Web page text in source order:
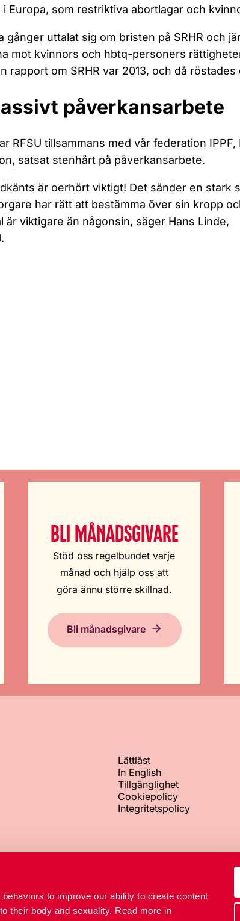
to improve our ability to create content
their body and sexuality. Read more in
Europa, som restriktiva abortlagar och
gånger uttalat sig om bristen på SRHR och
mot kvinnors och hbtq-personers
rapport om SRHR var 2013, och då röstades
påverkansarbete
RFSU tillsammans med vår federation IPPF,
satsat stenhårt på påverkansarbete.
är oerhört viktigt! Det sänder en stark
har rätt att bestämma över sin kropp
är viktigare än någonsin, säger Hans Linde,
BLI MÅNADSGIVARE
Stöd oss regelbundet varje
månad och hjälp oss att
göra ännu större skillnad.
Bli månadsgivare
Lättläst
In English
Tillgänglighet
Cookiepolicy
Integritetspolicy
84